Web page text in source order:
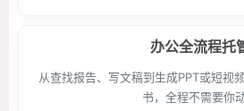
办公全流程托
从查找报告、写文稿到生成PPT或短视
书，全程不需要你